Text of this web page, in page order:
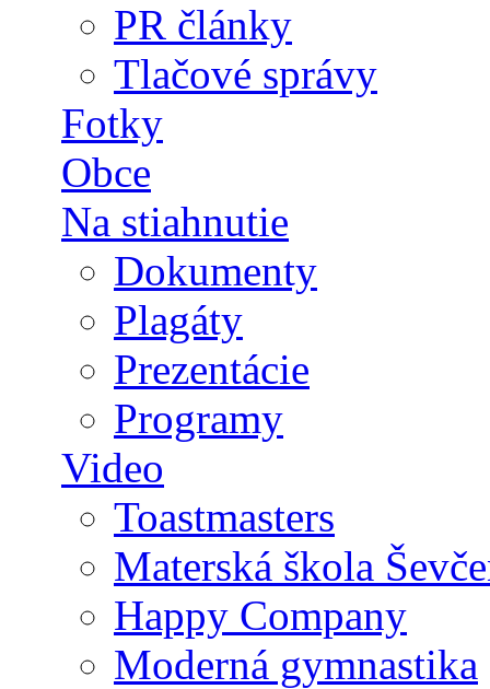
PR články
Tlačové správy
Fotky
Obce
Na stiahnutie
Dokumenty
Plagáty
Prezentácie
Programy
Video
Toastmasters
Materská škola
Happy Company
Moderná gymnastika